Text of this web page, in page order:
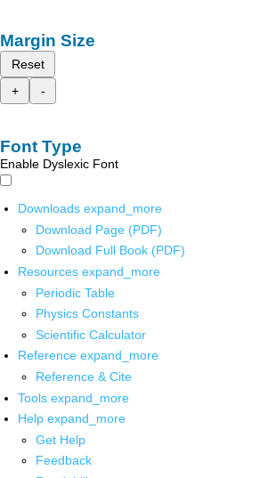
Margin Size
Reset
+
-
Font Type
Enable Dyslexic Font
Downloads expand_more
Download Page (PDF)
Download Full Book (PDF)
Resources expand_more
Periodic Table
Physics Constants
Scientific Calculator
Reference expand_more
Reference & Cite
Tools expand_more
Help expand_more
Get Help
Feedback